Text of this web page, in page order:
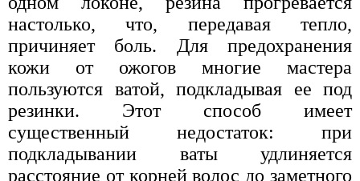
настолько, что, передавая тепло,
причиняет боль. Для предохранения
кожи от ожогов многие мастера
пользуются ватой, подкладывая ее под
резинки. Этот способ имеет
существенный недостаток: при
подкладывании ваты удлиняется
расстояние от корней волос до заметного